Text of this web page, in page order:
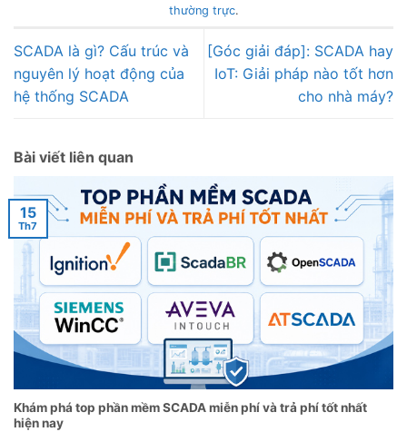
thường trực.
SCADA là gì? Cấu trúc và
nguyên lý hoạt động của
hệ thống SCADA
[Góc giải đáp]: SCADA hay
IoT: Giải pháp nào tốt hơn
cho nhà máy?
Bài viết liên quan
Khám phá top phần mềm SCADA miễn phí và trả phí tốt nhất
hiện nay
15
Th7